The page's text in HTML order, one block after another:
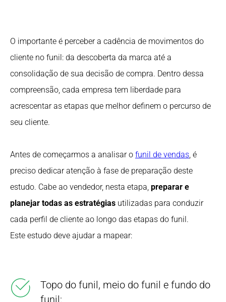
O importante é perceber a cadência de movimentos do
cliente no funil: da descoberta da marca até a
consolidação de sua decisão de compra. Dentro dessa
compreensão, cada empresa tem liberdade para
acrescentar as etapas que melhor definem o percurso de
seu cliente.
Antes de começarmos a analisar o funil de vendas, é
preciso dedicar atenção à fase de preparação deste
estudo. Cabe ao vendedor, nesta etapa, preparar e
planejar todas as estratégias utilizadas para conduzir
cada perfil de cliente ao longo das etapas do funil.
Este estudo deve ajudar a mapear:
Topo do funil, meio do funil e fundo do
funil;